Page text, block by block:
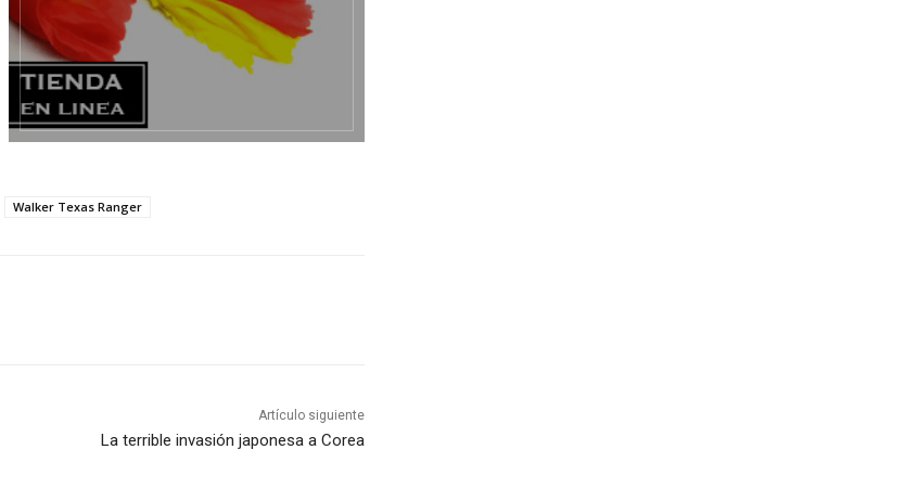
Walker Texas Ranger
Artículo siguiente
La terrible invasión japonesa a Corea